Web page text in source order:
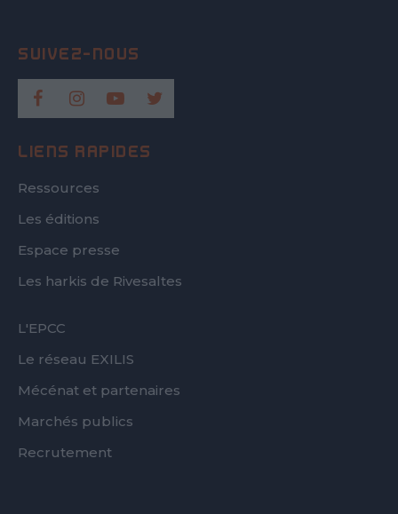
LIENS RAPIDES
Ressources
Les éditions
Espace presse
Les harkis de Rivesaltes
FOOTER
L'EPCC
Le réseau EXILIS
Mécénat et partenaires
Marchés publics
Recrutement